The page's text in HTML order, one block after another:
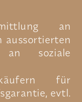
an
aussortierten
soziale
für
evtl.